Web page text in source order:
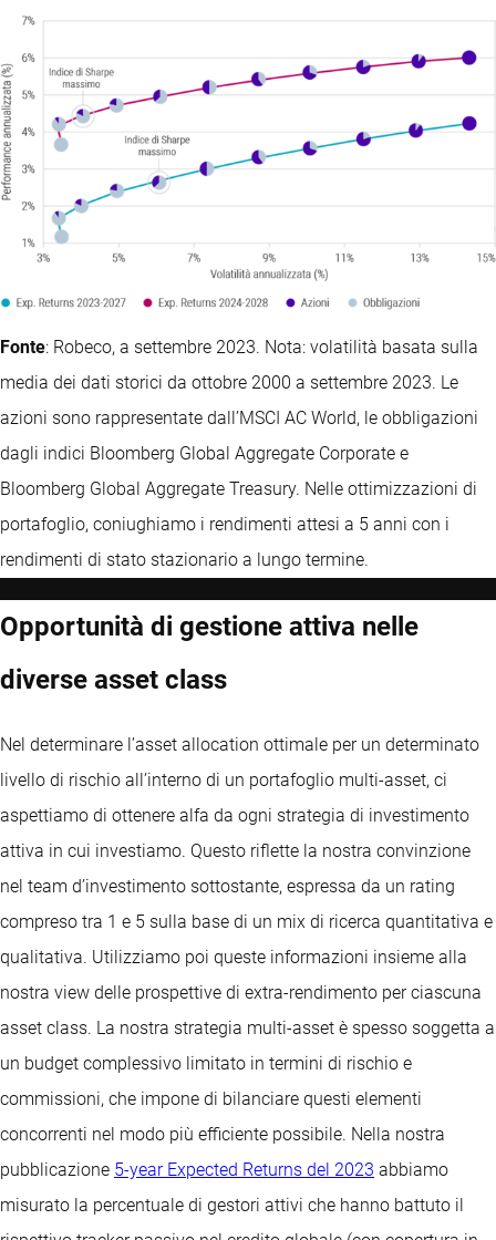
Fonte: Robeco, a settembre 2023. Nota: volatilità basata sulla
media dei dati storici da ottobre 2000 a settembre 2023. Le
azioni sono rappresentate dall’MSCI AC World, le obbligazioni
dagli indici Bloomberg Global Aggregate Corporate e
Bloomberg Global Aggregate Treasury. Nelle ottimizzazioni di
portafoglio, coniughiamo i rendimenti attesi a 5 anni con i
rendimenti di stato stazionario a lungo termine.
Opportunità di gestione attiva nelle
diverse asset class
Nel determinare l’asset allocation ottimale per un determinato
livello di rischio all’interno di un portafoglio multi-asset, ci
aspettiamo di ottenere alfa da ogni strategia di investimento
attiva in cui investiamo. Questo riflette la nostra convinzione
nel team d’investimento sottostante, espressa da un rating
compreso tra 1 e 5 sulla base di un mix di ricerca quantitativa e
qualitativa. Utilizziamo poi queste informazioni insieme alla
nostra view delle prospettive di extra-rendimento per ciascuna
asset class. La nostra strategia multi-asset è spesso soggetta a
un budget complessivo limitato in termini di rischio e
commissioni, che impone di bilanciare questi elementi
concorrenti nel modo più efficiente possibile. Nella nostra
pubblicazione 5-year Expected Returns del 2023 abbiamo
misurato la percentuale di gestori attivi che hanno battuto il